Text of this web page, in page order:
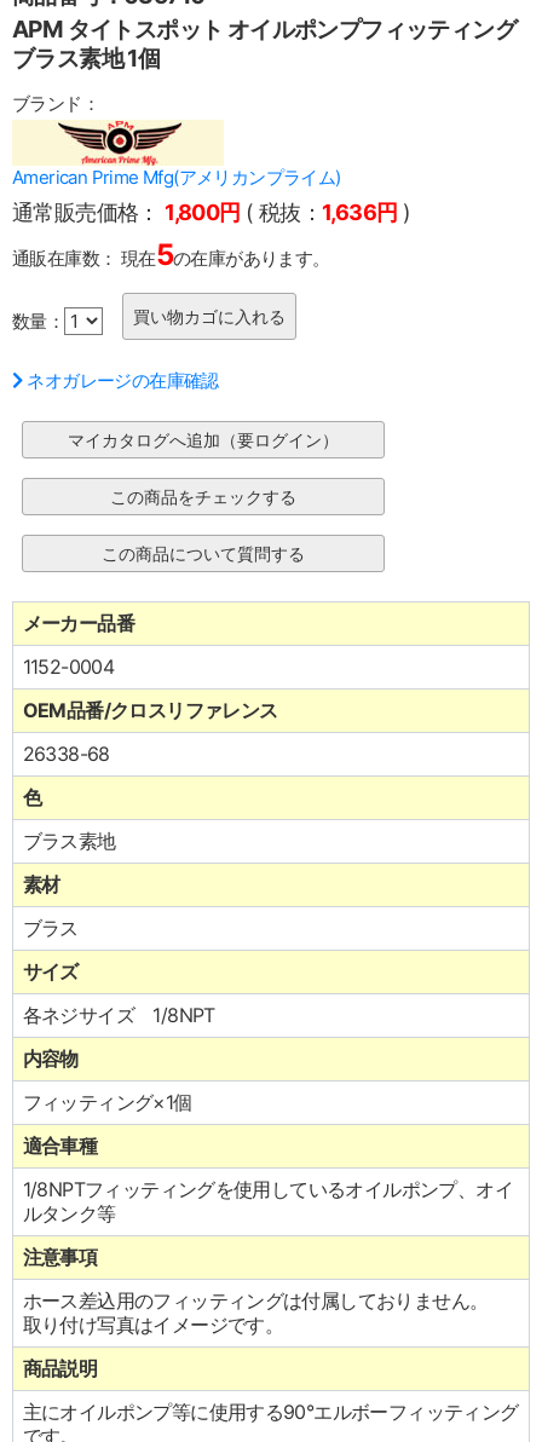
APM タイトスポット オイルポンプフィッティング
ブラス素地 1個
ブランド：
American Prime Mfg(アメリカンプライム)
通常販売価格： 1,800円 ( 税抜： 1,636円 )
通販在庫数： 現在5の在庫があります。
数量：
ネオガレージの在庫確認
メーカー品番
1152-0004
OEM品番/クロスリファレンス
26338-68
色
ブラス素地
素材
ブラス
サイズ
各ネジサイズ 1/8NPT
内容物
フィッティング×1個
適合車種
1/8NPTフィッティングを使用しているオイルポンプ、オイ
ルタンク等
注意事項
ホース差込用のフィッティングは付属しておりません。
取り付け写真はイメージです。
商品説明
主にオイルポンプ等に使用する90°エルボーフィッティング
です。